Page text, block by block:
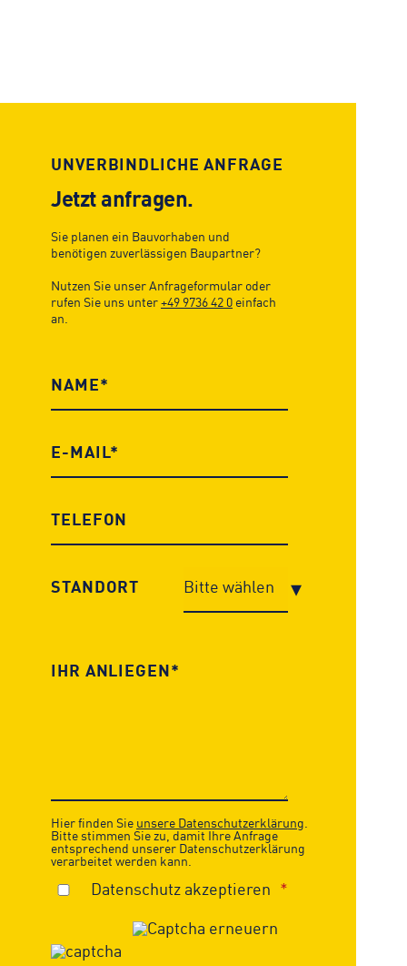
UNVERBINDLICHE ANFRAGE
Jetzt anfragen.
Sie planen ein Bauvorhaben und
benötigen zuverlässigen Baupartner?
Nutzen Sie unser Anfrageformular oder
rufen Sie uns unter +49 9736 42 0 einfach
an.
STANDORT
Hier finden Sie unsere Datenschutzerklärung.
Bitte stimmen Sie zu, damit Ihre Anfrage
entsprechend unserer Datenschutzerklärung
verarbeitet werden kann.
Datenschutz akzeptieren